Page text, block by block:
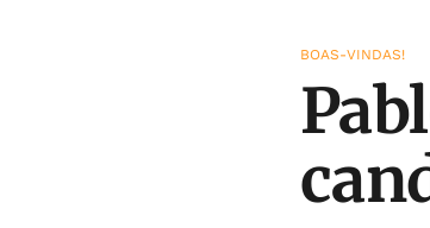
BOAS-VINDAS!